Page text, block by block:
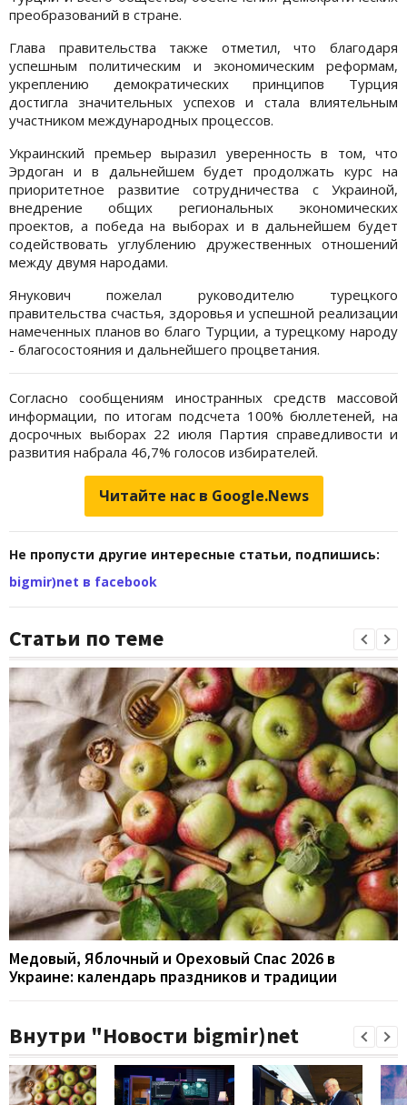
преобразований в стране.
Глава правительства также отметил, что благодаря
успешным политическим и экономическим реформам,
укреплению демократических принципов Турция
достигла значительных успехов и стала влиятельным
участником международных процессов.
Украинский премьер выразил уверенность в том, что
Эрдоган и в дальнейшем будет продолжать курс на
приоритетное развитие сотрудничества с Украиной,
внедрение общих региональных экономических
проектов, а победа на выборах и в дальнейшем будет
содействовать углублению дружественных отношений
между двумя народами.
Янукович пожелал руководителю турецкого
правительства счастья, здоровья и успешной реализации
намеченных планов во благо Турции, а турецкому народу
- благосостояния и дальнейшего процветания.
Согласно сообщениям иностранных средств массовой
информации, по итогам подсчета 100% бюллетеней, на
досрочных выборах 22 июля Партия справедливости и
развития набрала 46,7% голосов избирателей.
Читайте нас в Google.News
Не пропусти другие интересные статьи, подпишись:
bigmir)net в facebook
Статьи по теме
Медовый, Яблочный и Ореховый Спас 2026 в
Украине: календарь праздников и традиции
Внутри "Новости bigmir)net